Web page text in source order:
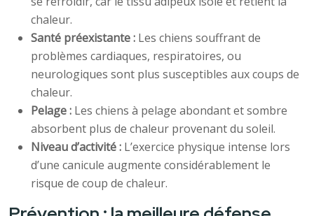
chaleur.
Santé préexistante : Les chiens souffrant de
problèmes cardiaques, respiratoires, ou
neurologiques sont plus susceptibles aux coups de
chaleur.
Pelage : Les chiens à pelage abondant et sombre
absorbent plus de chaleur provenant du soleil.
Niveau d’activité : L’exercice physique intense lors
d’une canicule augmente considérablement le
risque de coup de chaleur.